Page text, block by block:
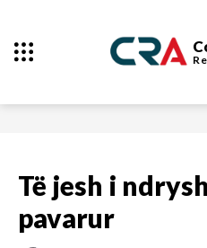
Të jesh i
pavarur